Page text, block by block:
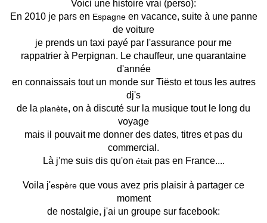
Voici une histoire vrai (perso):
En 2010 je pars en Espagneen vacance, suite à une panne
de voiture
je prends un taxi payé par l'assurance pour me
rappatrier à Perpignan. Le chauffeur, une quarantaine
d'année
en connaissais tout un monde sur Tiësto et tous les autres
dj's
de la planète, on à discuté sur la musique tout le long du
voyage
mais il pouvait me donner des dates, titres et pas du
commercial.
Là j'me suis dis qu'on étaitpas en France....
Voila j'espère que vous avez pris plaisir à partager ce
moment
de nostalgie, j'ai un groupe sur facebook: